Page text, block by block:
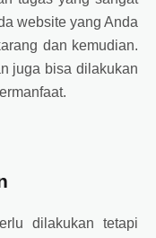
website yang Anda
dan kemudian.
juga bisa dilakukan
dilakukan tetapi